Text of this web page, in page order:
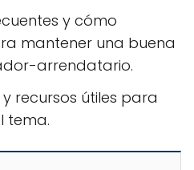
y cómo
mantener una buena
arrendatario.
recursos útiles para
tema.